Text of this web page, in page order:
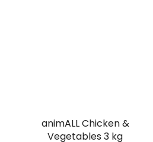
animALL Chicken &
Vegetables 3 kg